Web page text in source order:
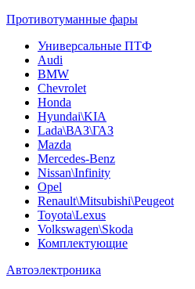
Противотуманные фары
Универсальные ПТФ
Audi
BMW
Chevrolet
Honda
Hyundai\KIA
Lada\ВАЗ\ГАЗ
Mazda
Mercedes-Benz
Nissan\Infinity
Opel
Renault\Mitsubishi\Peugeot
Toyota\Lexus
Volkswagen\Skoda
Комплектующие
Автоэлектроника